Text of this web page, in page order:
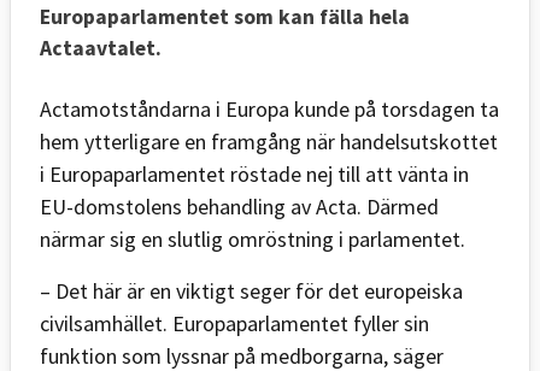
Europaparlamentet som kan fälla hela
Actaavtalet.
Actamotståndarna i Europa kunde på torsdagen ta
hem ytterligare en framgång när handelsutskottet
i Europaparlamentet röstade nej till att vänta in
EU-domstolens behandling av Acta. Därmed
närmar sig en slutlig omröstning i parlamentet.
– Det här är en viktigt seger för det europeiska
civilsamhället. Europaparlamentet fyller sin
funktion som lyssnar på medborgarna, säger